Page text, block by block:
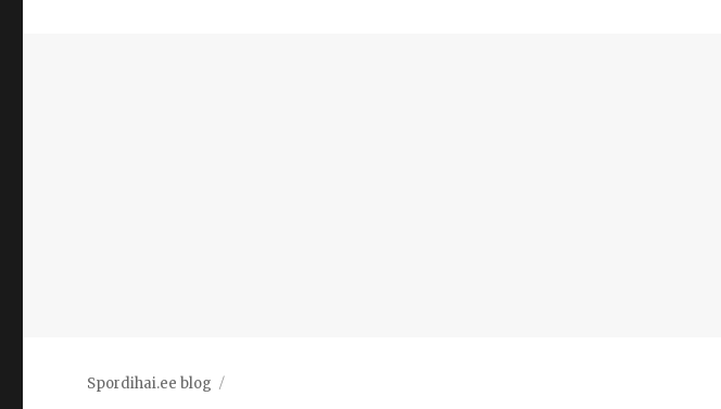
Spordihai.ee blog